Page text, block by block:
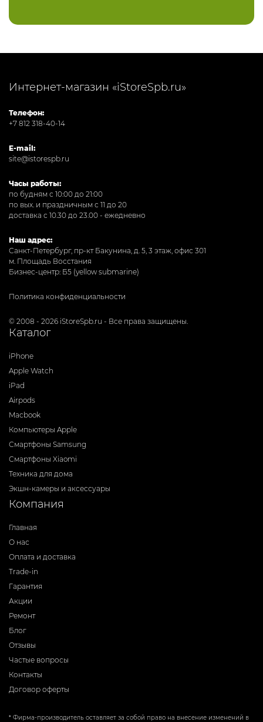
Интернет-магазин «iStoreSpb.ru»
Телефон:
+7 812 318-40-14
E-mail:
site@istorespb.ru
Часы работы:
по будням с 10:00 до 21:00
по вых. и праздничным с 11 до 20
доставка с 10.30 до 23.00 - ежедневно
Наш адрес:
Санкт-Петербург, пр-кт Бакунина, д. 5, 3 этаж, офис 301
м. Площадь Восстания
Бизнес-центр: Б5 (yellow submarine)
Политика конфиденциальности
© 2008 - 2026 iStoreSpb.ru - Все права защищены.
Каталог
iPhone
Apple Watch
iPad
Airpods
Macbook
Компьютеры Apple
Смартфоны Samsung
Смартфоны Xiaomi
Техника для дома
Экшн-камеры и аксессуары
Компания
Главная
О нас
Оплата и доставка
Trade-in
Гарантия
Акции
Ремонт
Блог
Отзывы
Частые вопросы
Контакты
Договор оферты
* Фирма-производитель оставляет за собой право на внесение изменений в